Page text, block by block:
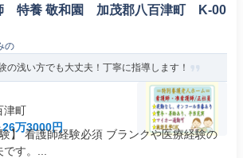
特養 敬和園 加茂郡八百津町 K-00
の
の浅い方でも大丈夫！丁寧に指導します！
津町
万3000円
】 看護師経験必須 ブランクや医療経験の
す。...